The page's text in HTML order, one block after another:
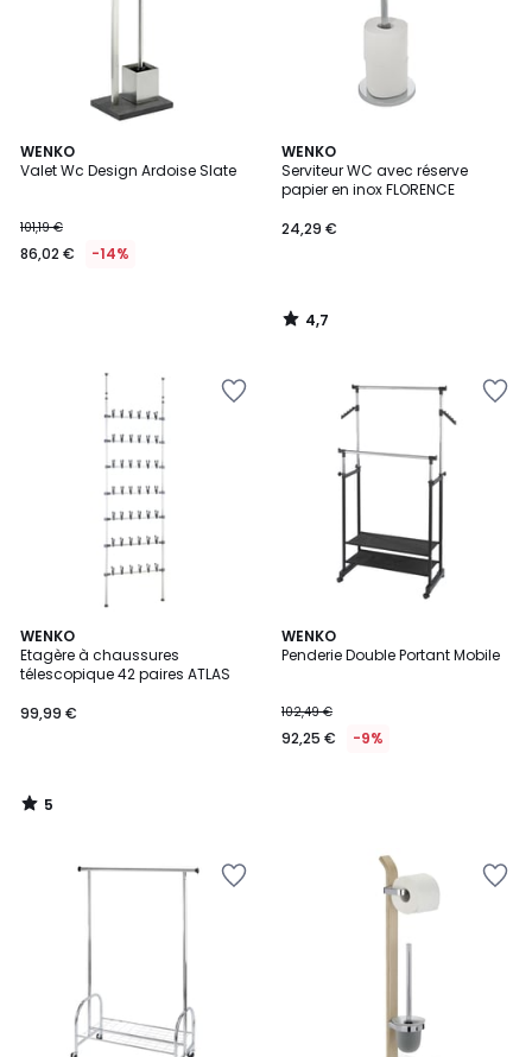
WENKO
Valet Wc Design Ardoise Slate
101,19 €
86,02 € -14%
WENKO
Serviteur WC avec réserve
papier en inox FLORENCE
24,29 €
4,7
/ 5
4,7
/
WENKO
Etagère à chaussures
télescopique 42 paires ATLAS
99,99 €
5
/
5
5
/
WENKO
Penderie Double Portant Mobile
102,49 €
92,25 € -9%